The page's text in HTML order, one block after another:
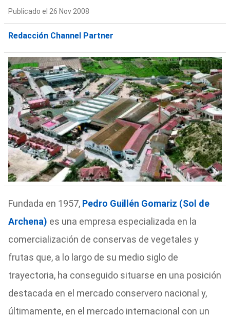
Publicado el 26 Nov 2008
Redacción Channel Partner
Fundada en 1957, Pedro Guillén Gomariz (Sol de
Archena) es una empresa especializada en la
comercialización de conservas de vegetales y
frutas que, a lo largo de su medio siglo de
trayectoria, ha conseguido situarse en una posición
destacada en el mercado conservero nacional y,
últimamente, en el mercado internacional con un